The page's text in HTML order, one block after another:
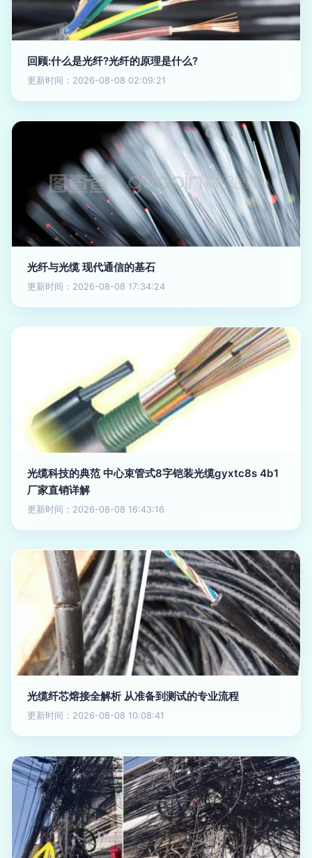
回顾:什么是光纤?光纤的原理是什么?
更新时间：2026-08-08 02:09:21
光纤与光缆 现代通信的基石
更新时间：2026-08-08 17:34:24
光缆科技的典范 中心束管式8字铠装光缆gyxtc8s 4b1
厂家直销详解
更新时间：2026-08-08 16:43:16
光缆纤芯熔接全解析 从准备到测试的专业流程
更新时间：2026-08-08 10:08:41